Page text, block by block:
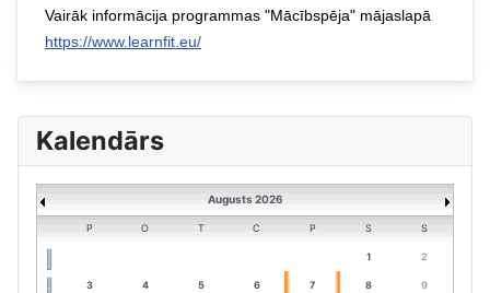
Vairāk informācija programmas "Mācībspēja" mājaslapā
https://www.learnfit.eu/
Kalendārs
Augusts 2026
P O T C P S S
1 2
3 4 5 6 7 8 9